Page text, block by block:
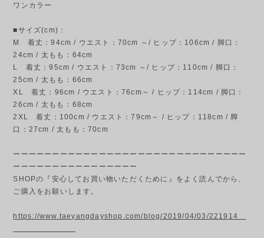
ワンカラー
■サイズ(cm)：
M 着丈：94cm / ウエスト：70cm ～/ ヒップ：106cm / 脚口：
24cm / 太もも：64cm
L 着丈：95cm / ウエスト：73cm ～/ ヒップ：110cm / 脚口：
25cm / 太もも：66cm
XL 着丈：96cm / ウエスト：76cm～ / ヒップ：114cm / 脚口：
26cm / 太もも：68cm
2XL 着丈：100cm / ウエスト：79cm～ / ヒップ：118cm / 脚
口：27cm / 太もも：70cm
ーーーーーーーーーーーーーーーーーーーーーーーーーーーーーー
ーーーーーーーーーーーーーーーー
SHOPの『安心してお買い物いただくために』をよく読んでから、
ご購入をお願いします。
https://www.taeyangdayshop.com/blog/2019/04/03/221914